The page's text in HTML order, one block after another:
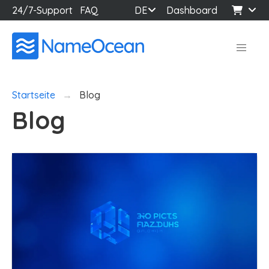
24/7-Support FAQ DE Dashboard
Startseite Blog
Blog